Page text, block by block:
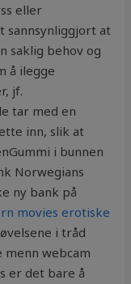
eller
sannsynliggjort at
saklig behov og
å ilegge
jf.
tar med en
inn, slik at
i bunnen
Norwegians
ny bank på
movies erotiske
i tråd
webcam
er det bare å